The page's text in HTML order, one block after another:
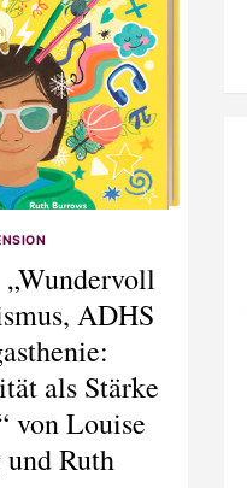
ADHS
als Stärke
von Louise
Ruth